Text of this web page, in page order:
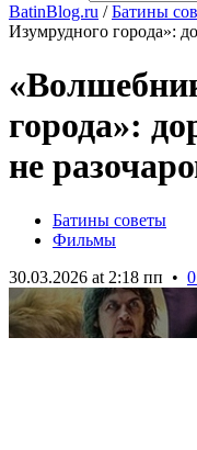
BatinBlog.ru /Батины
Изумрудного города»:
города»:
не
Батины советы
Фильмы
30.03.2026 at 2:18 пп •